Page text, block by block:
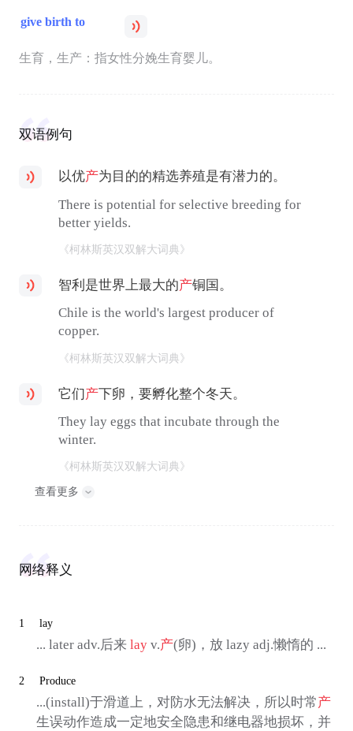
give birth to
生育，生产：指女性分娩生育婴儿。
双语例句
以优产为目的的精选养殖是有潜力的。
There is potential for selective breeding for
better yields.
《柯林斯英汉双解大词典》
智利是世界上最大的产铜国。
Chile is the world's largest producer of
copper.
《柯林斯英汉双解大词典》
它们产下卵，要孵化整个冬天。
They lay eggs that incubate through the
winter.
《柯林斯英汉双解大词典》
查看更多
网络释义
1 lay
... later adv.后来 layv.产(卵)，放 lazy adj.懒惰的 ...
2 Produce
...(install)于滑道上，对防水无法解决，所以时常产
生误动作造成一定地安全隐患和继电器地损坏，并